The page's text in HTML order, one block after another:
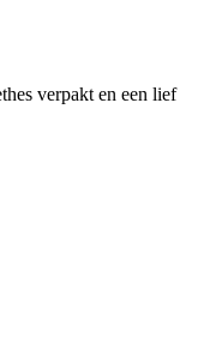
verpakt en een lief